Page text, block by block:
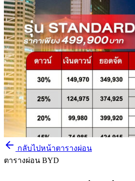
กลับไปหน้าตารางผ่อน
ตารางผ่อน BYD